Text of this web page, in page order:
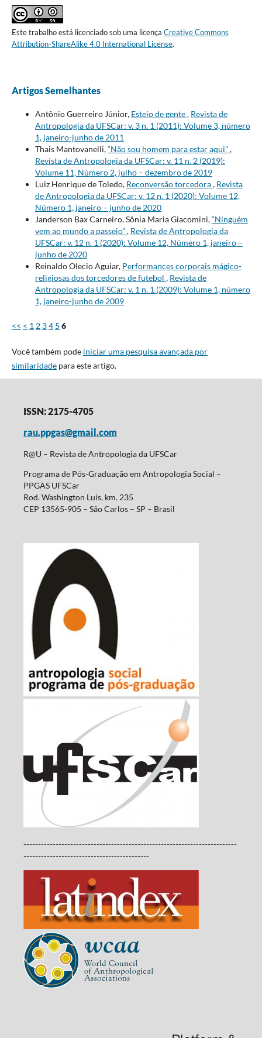
Este trabalho está licenciado sob uma licença Creative Commons
Attribution-ShareAlike 4.0 International License.
Artigos Semelhantes
Antônio Guerreiro Júnior, Esteio de gente, Revista de
Antropologia da UFSCar: v. 3 n. 1 (2011): Volume 3, número
1, janeiro-junho de 2011
Thais Mantovanelli,“Não sou homem para estar aqui”,
Revista de Antropologia da UFSCar: v. 11 n. 2 (2019):
Volume 11, Número 2, julho – dezembro de 2019
Luiz Henrique de Toledo, Reconversão torcedora, Revista
de Antropologia da UFSCar: v. 12 n. 1 (2020): Volume 12,
Número 1, janeiro – junho de 2020
Janderson Bax Carneiro, Sônia Maria Giacomini,“Ninguém
vem ao mundo a passeio”, Revista de Antropologia da
UFSCar: v. 12 n. 1 (2020): Volume 12, Número 1, janeiro –
junho de 2020
Reinaldo Olecio Aguiar, Performances corporais mágico-
religiosas dos torcedores de futebol , Revista de
Antropologia da UFSCar: v. 1 n. 1 (2009): Volume 1, número
1, janeiro-junho de 2009
<< < 1 2 34 5 6
Você também pode iniciar uma pesquisa avançada por
similaridadepara este artigo.
ISSN: 2175-4705
rau.ppgas@gmail.com
R@U – Revista de Antropologia da UFSCar
Programa de Pós-Graduação em Antropologia Social –
PPGAS UFSCar
Rod. Washington Luís, km. 235
CEP 13565-905 – São Carlos – SP – Brasil
-------------------------------------------------------------------------
-------------------------------------------